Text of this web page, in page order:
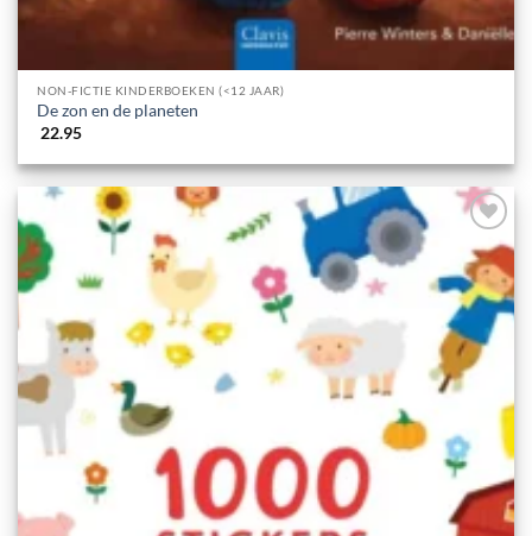
NON-FICTIE KINDERBOEKEN (<12 JAAR)
De zon en de planeten
22.95